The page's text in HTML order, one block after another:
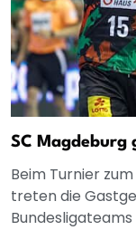
SC Magdeburg
Beim Turnier
treten die
Bundesligateams